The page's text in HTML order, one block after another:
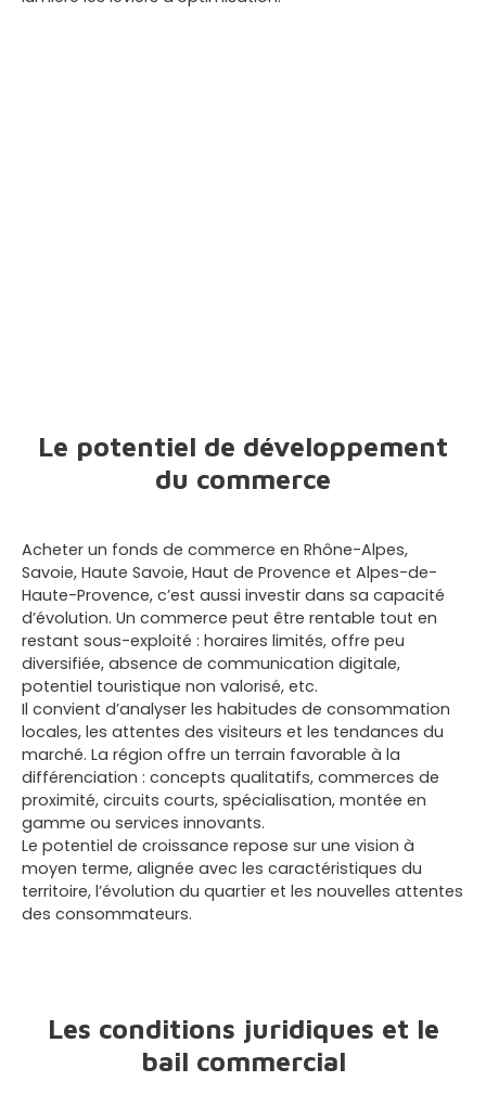
Le potentiel de développement
du commerce
Acheter un fonds de commerce en Rhône-Alpes,
Savoie, Haute Savoie, Haut de Provence et Alpes-de-
Haute-Provence, c’est aussi investir dans sa capacité
d’évolution. Un commerce peut être rentable tout en
restant sous-exploité : horaires limités, offre peu
diversifiée, absence de communication digitale,
potentiel touristique non valorisé, etc.
Il convient d’analyser les habitudes de consommation
locales, les attentes des visiteurs et les tendances du
marché. La région offre un terrain favorable à la
différenciation : concepts qualitatifs, commerces de
proximité, circuits courts, spécialisation, montée en
gamme ou services innovants.
Le potentiel de croissance repose sur une vision à
moyen terme, alignée avec les caractéristiques du
territoire, l’évolution du quartier et les nouvelles attentes
des consommateurs.
Les conditions juridiques et le
bail commercial